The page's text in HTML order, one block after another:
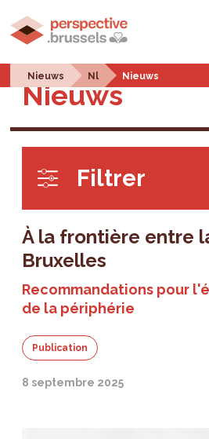
Nieuws Nl Nieuws
Nieuws
Filtrer
À la frontière entre
Bruxelles
Recommandations pour
de la périphérie
Publication
8 septembre 2025